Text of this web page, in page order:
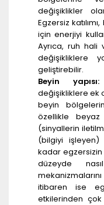
değişiklikler
Egzersiz
için enerjiyi
Ayrıca, ruh hali
değişikliklere
geliştirebilir.
Beyin yapısı:
değişikliklere ek
beyin
özellikle beyaz
(sinyallerin
(bilgiyi işleyen)
kadar
düzeyde
itibaren ise
etkilerinden